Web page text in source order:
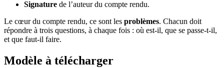
Signature de l’auteur du compte rendu.
Le cœur du compte rendu, ce sont les problèmes. Chacun doit
répondre à trois questions, à chaque fois : où est-il, que se passe-t-il,
et que faut-il faire.
Modèle à télécharger